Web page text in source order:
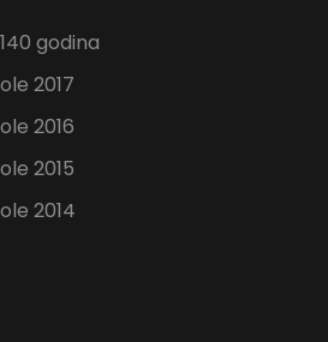
godina
2017
2016
2015
2014